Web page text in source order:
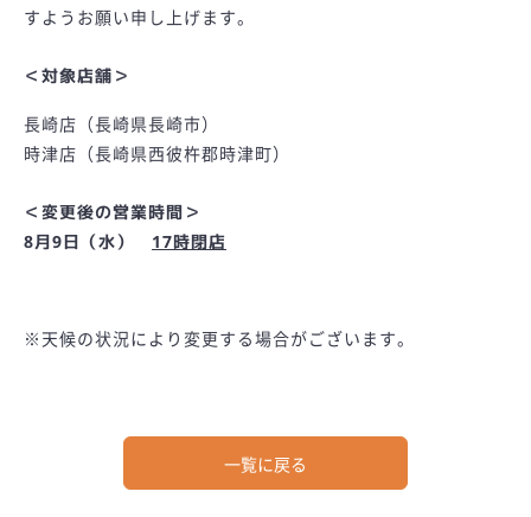
すようお願い申し上げます。
＜対象店舗＞
長崎店（長崎県長崎市）
時津店（長崎県西彼杵郡時津町）
＜変更後の営業時間＞
8月9日（水） 17時閉店
※天候の状況により変更する場合がございます。
一覧に戻る